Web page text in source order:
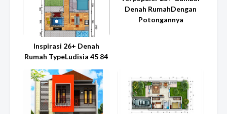
Inspirasi 26+ Denah
Rumah TypeLudisia 45 84
Denah RumahDengan
Potongannya